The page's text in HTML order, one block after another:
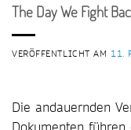
The Day We Fight
VERÖFFENTLICHT AM 11.
Die andauernden
Dokumenten